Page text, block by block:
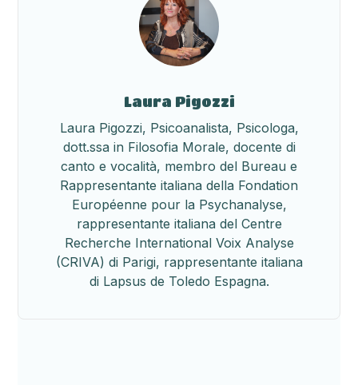
Laura Pigozzi
Laura Pigozzi, Psicoanalista, Psicologa,
dott.ssa in Filosofia Morale, docente di
canto e vocalità, membro del Bureau e
Rappresentante italiana della Fondation
Européenne pour la Psychanalyse,
rappresentante italiana del Centre
Recherche International Voix Analyse
(CRIVA) di Parigi, rappresentante italiana
di Lapsus de Toledo Espagna.